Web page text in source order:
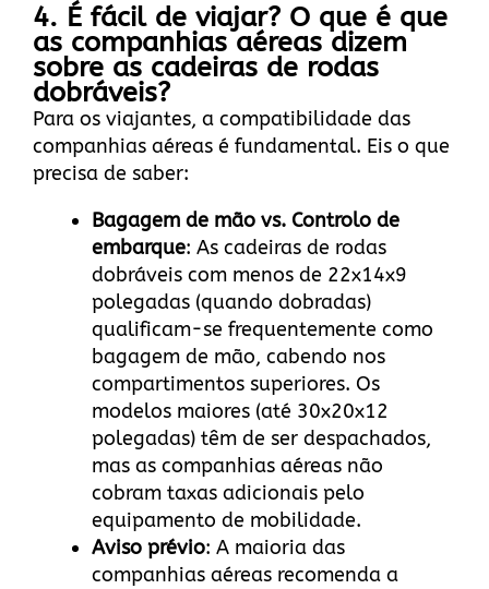
4. É fácil de viajar? O que é que
as companhias aéreas dizem
sobre as cadeiras de rodas
dobráveis?
Para os viajantes, a compatibilidade das
companhias aéreas é fundamental. Eis o que
precisa de saber:
Bagagem de mão vs. Controlo de
embarque: As cadeiras de rodas
dobráveis com menos de 22x14x9
polegadas (quando dobradas)
qualificam-se frequentemente como
bagagem de mão, cabendo nos
compartimentos superiores. Os
modelos maiores (até 30x20x12
polegadas) têm de ser despachados,
mas as companhias aéreas não
cobram taxas adicionais pelo
equipamento de mobilidade.
Aviso prévio: A maioria das
companhias aéreas recomenda a